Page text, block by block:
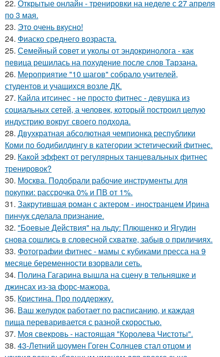
22. Открытые онлайн - тренировки на неделе с 27 апреля
по 3 мая.
23. Это очень вкусно!
24. Фиаско среднего возраста.
25. Семейный совет и уколы от эндокринолога - как
певица решилась на похудение после слов Тарзана.
26. Мероприятие "10 шагов" собрало учителей,
студентов и учащихся возле ДК.
27. Кайла итсинес - не просто фитнес - девушка из
социальных сетей, а человек, который построил целую
индустрию вокруг своего подхода.
28. Двухкратная абсолютная чемпионка республики
Коми по бодибилдингу в категории эстетический фитнес.
29. Какой эффект от регулярных танцевальных фитнес
тренировок?
30. Москва. Подобрали рабочие инструменты для
покупки: рассрочка 0% и ПВ от 1%.
31. Закрутившая роман с актером - иностранцем Ирина
пинчук сделала признание.
32. "Боевые Действия" на льду: Плющенко и Ягудин
снова сошлись в словесной схватке, забыв о приличиях.
33. Фотографии фитнес - мамы с кубиками пресса на 9
месяце беременности взорвали сеть.
34. Полина Гагарина вышла на сцену в тельняшке и
джинсах из-за форс-мажора.
35. Кристина. Про поддержку.
36. Ваш желудок работает по расписанию, и каждая
пища переваривается с разной скоростью.
37. Моя свекровь - настоящая "Королева Чистоты".
38. 43-Летний шоумен Гоген Солнцев стал отцом и